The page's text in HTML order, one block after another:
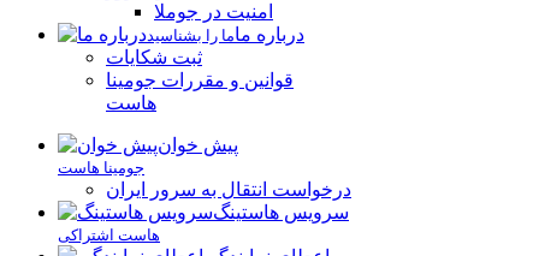
امنیت در جوملا
درباره ماما را بشناسید
ثبت شکایات
قوانین و مقررات جومینا
هاست
پیش خوان
جومینا هاست
درخواست انتقال به سرور ایران
سرویس هاستینگ
هاست اشتراکی